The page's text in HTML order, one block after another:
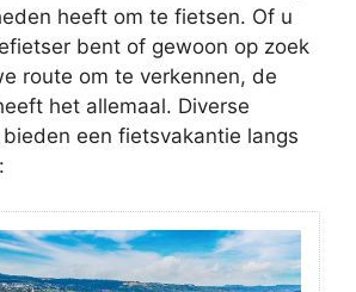
heeft om te fietsen. Of u
bent of gewoon op zoek
route om te verkennen, de
het allemaal. Diverse
een fietsvakantie langs